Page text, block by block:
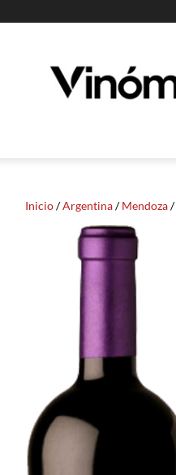
Vinomanos
Inicio/Argentina/Mendoza/